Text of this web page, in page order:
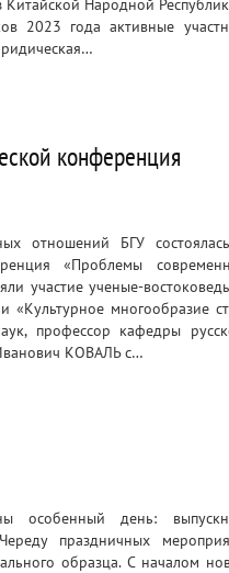
Народной
2023 года активные
конференция
отношений БГУ
«Проблемы
участие ученые-
«Культурное многообразие
профессор кафедры
КОВАЛЬ с…
особенный день:
праздничных
образца. С началом